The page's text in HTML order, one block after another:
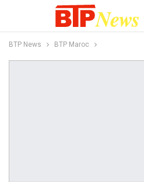
BTP News BTP Maroc